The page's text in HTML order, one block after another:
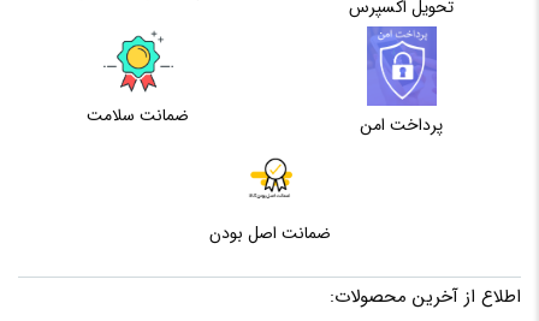
خواندن
2500 مگابایت بر ثانیه
اطلاعات
1100 مگابایت بر ثانیه
تحویل اکسپرس
پرداخت امن ضمانت سلامت
ضمانت اصل بودن
اطلاع از آخرین محصولات: